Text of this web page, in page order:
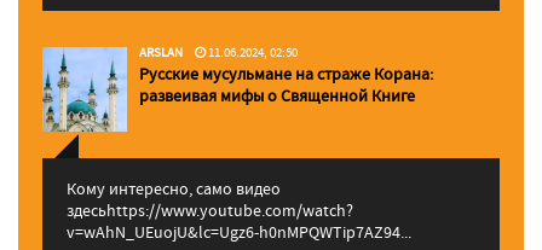
ARSLAN 11.06.2024, 02:50
Русские мусульмане на страже Корана:
pазвеивая мифы о Священной Книге
Кому интересно, само видео
здесьhttps://www.youtube.com/watch?
v=wAhN_UEuojU&lc=Ugz6-h0nMPQWTip7AZ94...